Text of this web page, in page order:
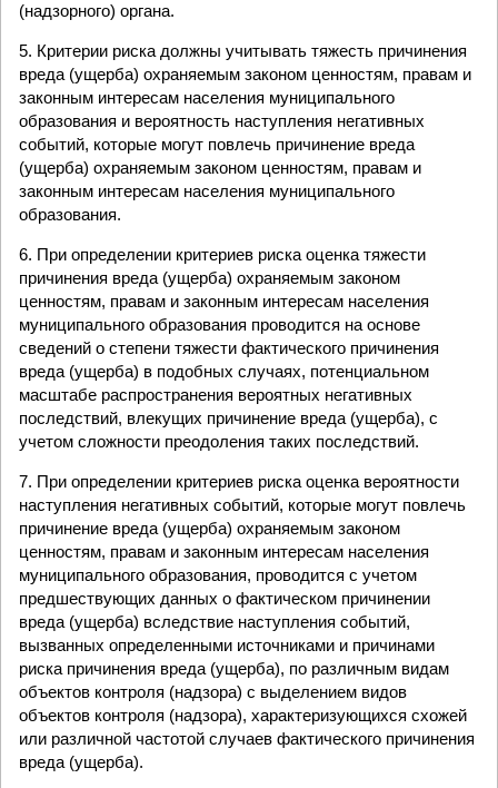
(надзорного) органа.
5. Критерии риска должны учитывать тяжесть причинения
вреда (ущерба) охраняемым законом ценностям, правам и
законным интересам населения муниципального
образования и вероятность наступления негативных
событий, которые могут повлечь причинение вреда
(ущерба) охраняемым законом ценностям, правам и
законным интересам населения муниципального
образования.
6. При определении критериев риска оценка тяжести
причинения вреда (ущерба) охраняемым законом
ценностям, правам и законным интересам населения
муниципального образования проводится на основе
сведений о степени тяжести фактического причинения
вреда (ущерба) в подобных случаях, потенциальном
масштабе распространения вероятных негативных
последствий, влекущих причинение вреда (ущерба), с
учетом сложности преодоления таких последствий.
7. При определении критериев риска оценка вероятности
наступления негативных событий, которые могут повлечь
причинение вреда (ущерба) охраняемым законом
ценностям, правам и законным интересам населения
муниципального образования, проводится с учетом
предшествующих данных о фактическом причинении
вреда (ущерба) вследствие наступления событий,
вызванных определенными источниками и причинами
риска причинения вреда (ущерба), по различным видам
объектов контроля (надзора) с выделением видов
объектов контроля (надзора), характеризующихся схожей
или различной частотой случаев фактического причинения
вреда (ущерба).